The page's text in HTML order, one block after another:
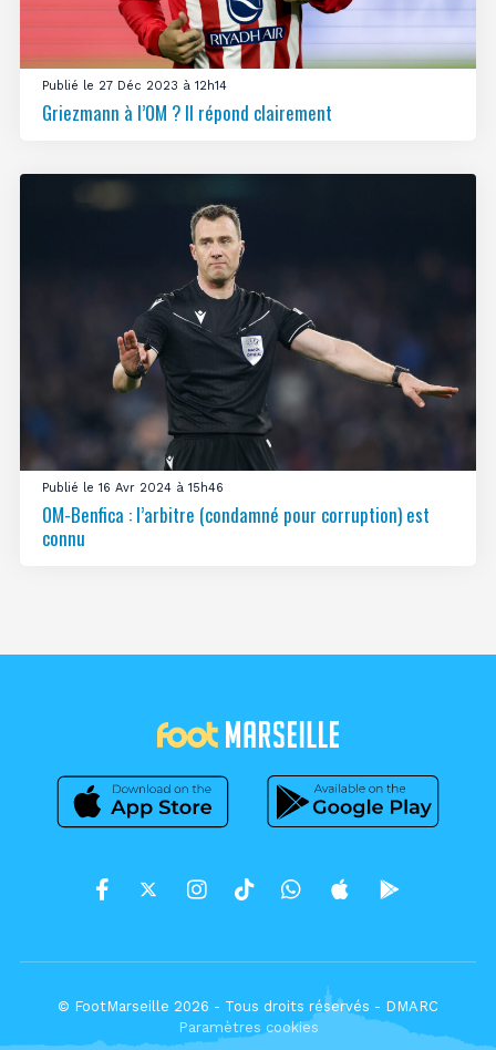
Publié le 27 Déc 2023 à 12h14
Griezmann à l’OM ? Il répond clairement
Publié le 16 Avr 2024 à 15h46
OM-Benfica : l’arbitre (condamné pour corruption) est
connu
© FootMarseille 2026 - Tous droits réservés - DMARC
Paramètres cookies